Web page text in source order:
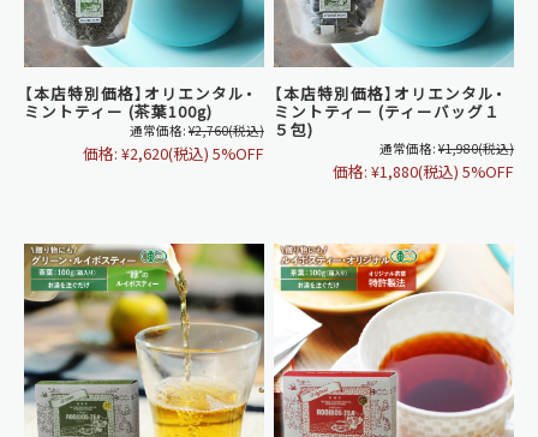
【本店特別価格】オリエンタル・
ミントティー (茶葉100g)
通常価格: ¥2,760(税込)
価格: ¥2,620(税込) 5%OFF
【本店特別価格】オリエンタル・
ミントティー (ティーバッグ１
５包)
通常価格: ¥1,980(税込)
価格: ¥1,880(税込) 5%OFF